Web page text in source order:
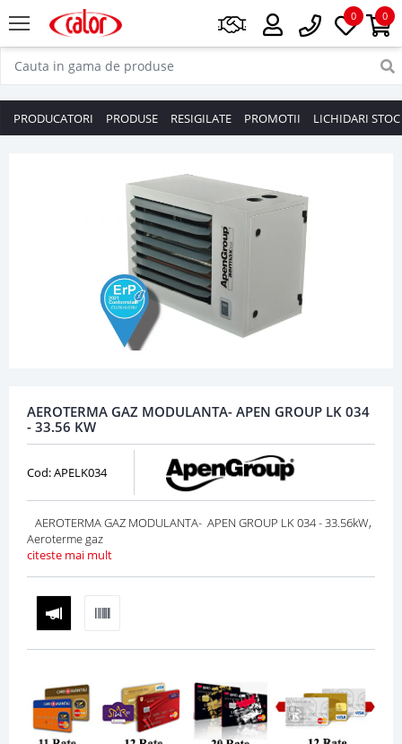
0
0
PRODUCATORI PRODUSE RESIGILATE PROMOTII LICHIDARI STOC
AEROTERMA GAZ MODULANTA- APEN GROUP LK 034
- 33.56 KW
Cod: APELK034
AEROTERMA GAZ MODULANTA- APEN GROUP LK 034 - 33.56kW,
Aeroterme gaz
citeste mai mult